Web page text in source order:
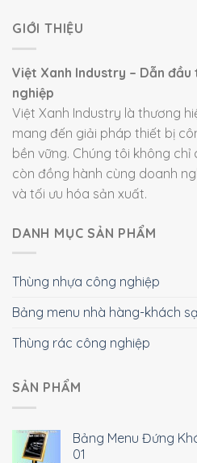
GIỚI THIỆU
Việt Xanh Industry – Dẫn
nghiệp
Việt Xanh Industry là thương
mang đến giải pháp thiết bị
bền vững. Chúng tôi không
còn đồng hành cùng doanh
và tối ưu hóa sản xuất.
DANH MỤC SẢN PHẨM
Thùng nhựa công nghiệp
Bảng menu nhà hàng-khách
Thùng rác công nghiệp
SẢN PHẨM
Bảng Menu Đứng
01